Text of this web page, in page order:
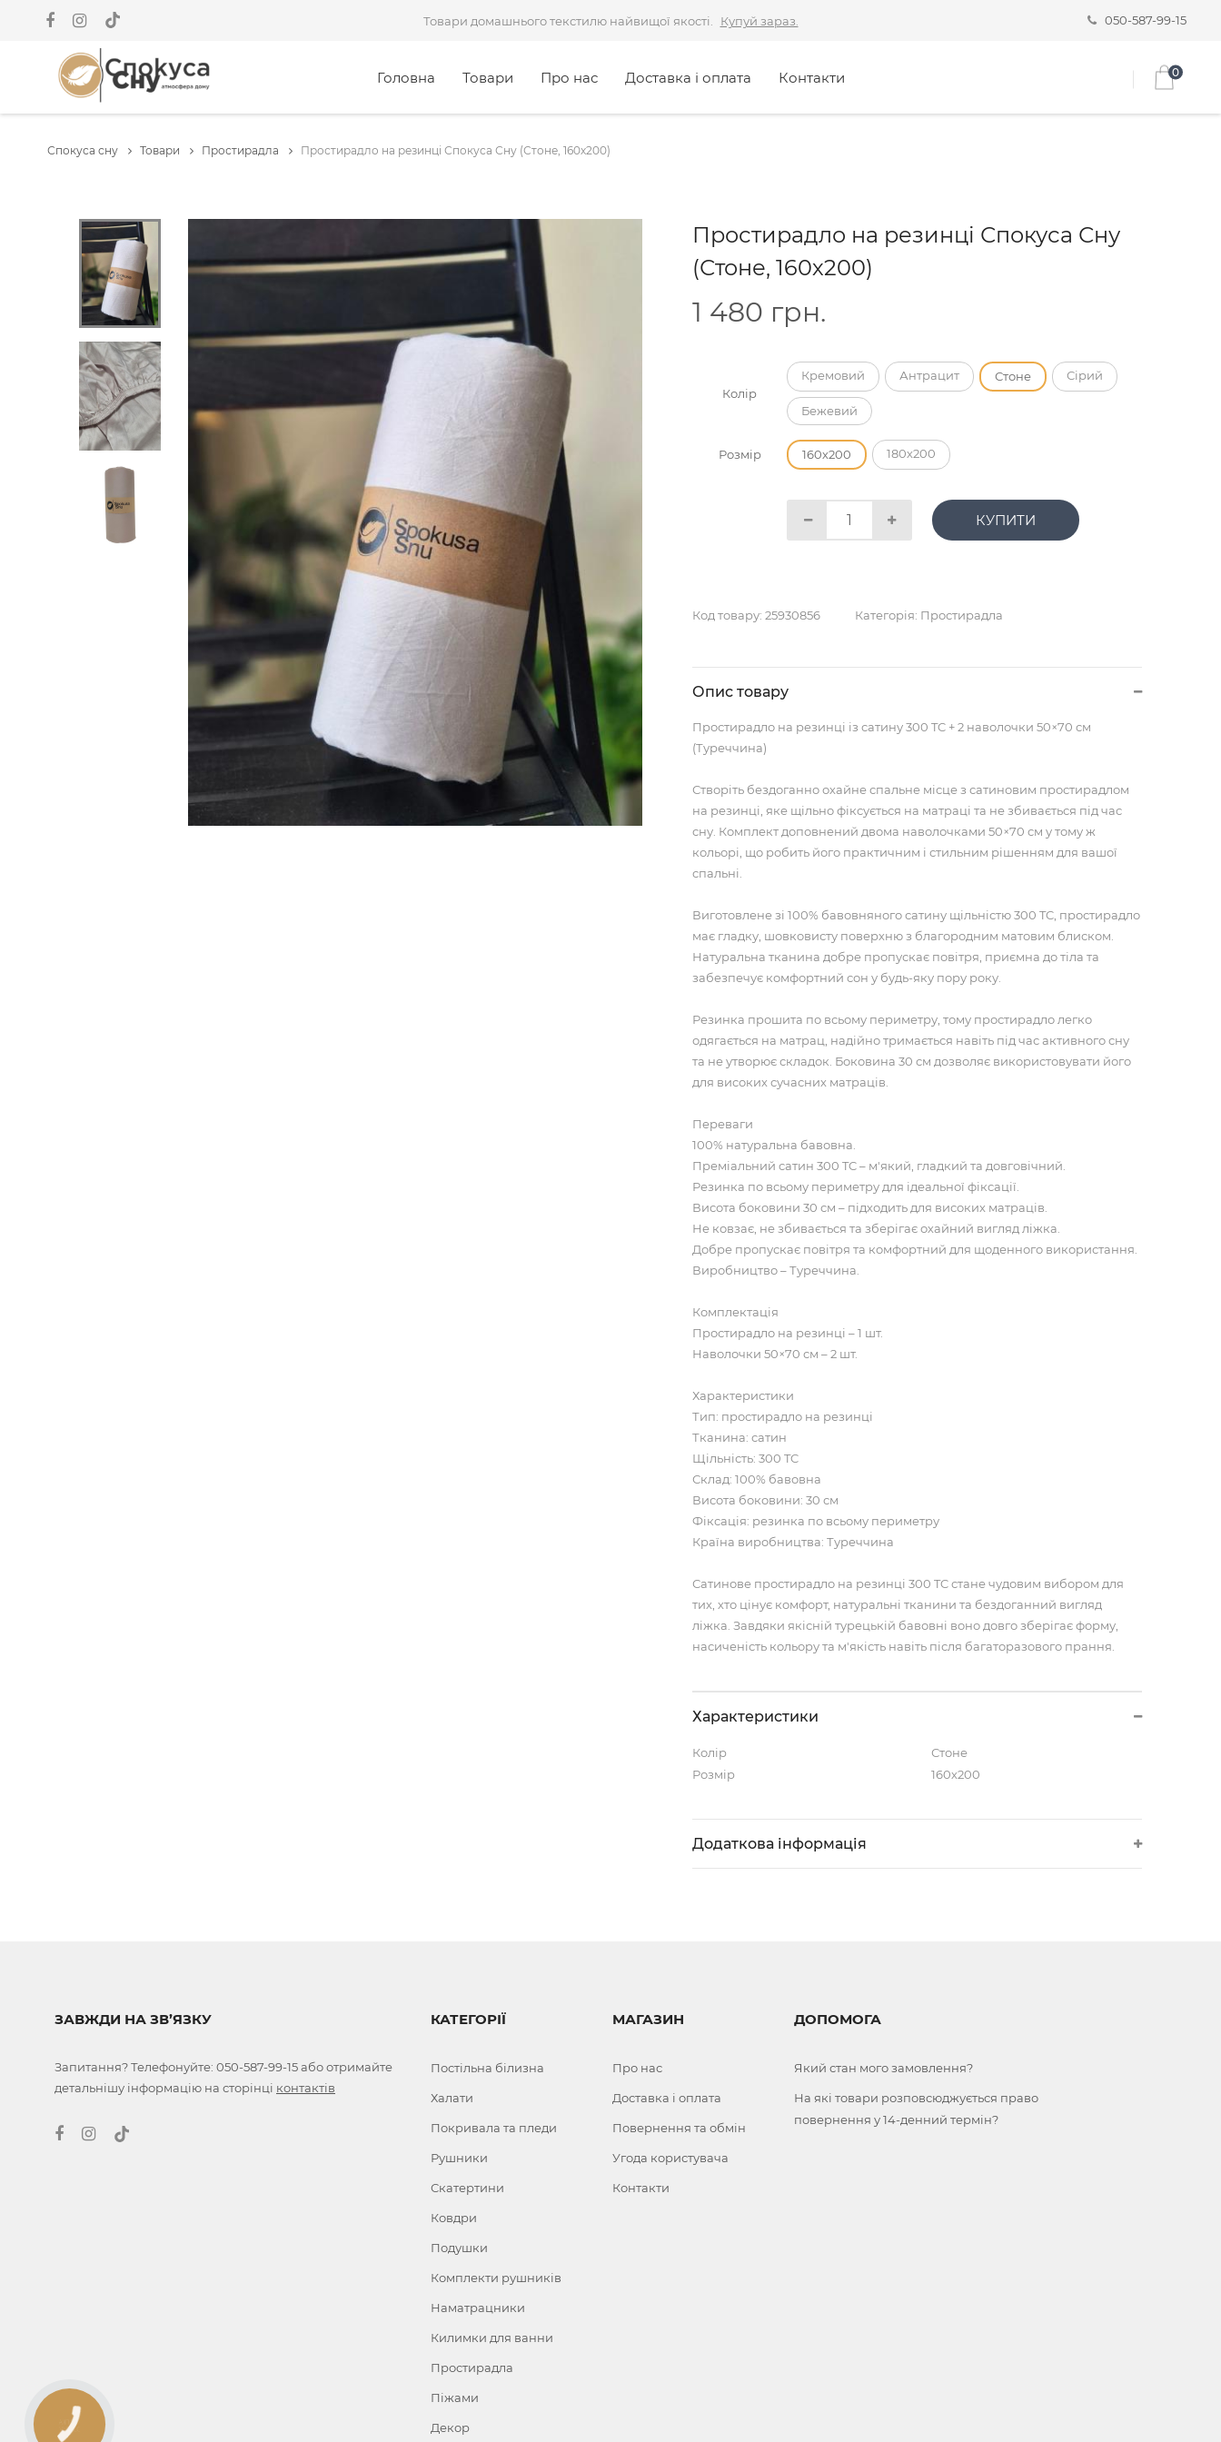
Товари домашнього текстилю найвищої якості. Купуй зараз. 050-587-99-15
Головна Товари Про нас Доставка і оплата Контакти 0
Спокуса сну Товари Простирадла Простирадло на резинці Спокуса Сну (Стоне, 160х200)
Простирадло на резинці Спокуса Сну
(Стоне, 160х200)
1 480 грн.
Колір
Кремовий Антрацит Стоне Сірий
Бежевий
Розмір 160х200 180х200
КУПИТИ
Код товару:25930856 Категорія: Простирадла
Опис товару
Простирадло на резинці із сатину 300 TC + 2 наволочки 50×70 см
(Туреччина)
Створіть бездоганно охайне спальне місце з сатиновим простирадлом
на резинці, яке щільно фіксується на матраці та не збивається під час
сну. Комплект доповнений двома наволочками 50×70 см у тому ж
кольорі, що робить його практичним і стильним рішенням для вашої
спальні.
Виготовлене зі 100% бавовняного сатину щільністю 300 TC, простирадло
має гладку, шовковисту поверхню з благородним матовим блиском.
Натуральна тканина добре пропускає повітря, приємна до тіла та
забезпечує комфортний сон у будь-яку пору року.
Резинка прошита по всьому периметру, тому простирадло легко
одягається на матрац, надійно тримається навіть під час активного сну
та не утворює складок. Боковина 30 см дозволяє використовувати його
для високих сучасних матраців.
Переваги
100% натуральна бавовна.
Преміальний сатин 300 TC – м'який, гладкий та довговічний.
Резинка по всьому периметру для ідеальної фіксації.
Висота боковини 30 см – підходить для високих матраців.
Не ковзає, не збивається та зберігає охайний вигляд ліжка.
Добре пропускає повітря та комфортний для щоденного використання.
Виробництво – Туреччина.
Комплектація
Простирадло на резинці – 1 шт.
Наволочки 50×70 см – 2 шт.
Характеристики
Тип: простирадло на резинці
Тканина: сатин
Щільність: 300 TC
Склад: 100% бавовна
Висота боковини: 30 см
Фіксація: резинка по всьому периметру
Країна виробництва: Туреччина
Сатинове простирадло на резинці 300 TC стане чудовим вибором для
тих, хто цінує комфорт, натуральні тканини та бездоганний вигляд
ліжка. Завдяки якісній турецькій бавовні воно довго зберігає форму,
насиченість кольору та м'якість навіть після багаторазового прання.
Характеристики
Колір
Стоне
Розмір
160х200
Додаткова інформація
ЗАВЖДИ НА ЗВ’ЯЗКУ
Запитання? Телефонуйте: 050-587-99-15або отримайте
детальнішу інформацію на сторінці контактів
КАТЕГОРІЇ
Постільна білизна
Халати
Покривала та пледи
Рушники
Скатертини
Ковдри
Подушки
Комплекти рушників
Наматрацники
Килимки для ванни
Простирадла
Піжами
Декор
МАГАЗИН
Про нас
Доставка і оплата
Повернення та обмін
Угода користувача
Контакти
ДОПОМОГА
Який стан мого замовлення?
На які товари розповсюджується право
повернення у 14-денний термін?